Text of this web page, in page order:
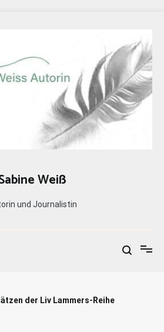
Weiß
und Journalistin
der Liv Lammers-Reihe